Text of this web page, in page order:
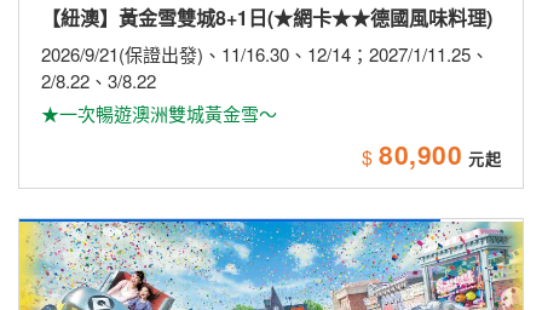
【日本】【長榮航空】激安大阪環球5日~住吉大社．
海鮮市場．和歌山城．和歌山電鐵．採果樂．環球影
★暑假最後下殺~最後破盤價★
$27,900